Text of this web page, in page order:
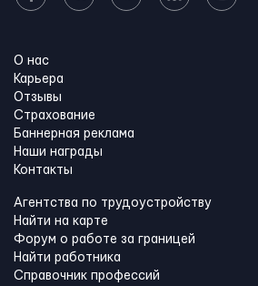
О нас
Карьера
Отзывы
Страхование
Баннерная реклама
Наши награды
Контакты
Агентства по трудоустройству
Найти на карте
Форум о работе за границей
Найти работника
Справочник профессий